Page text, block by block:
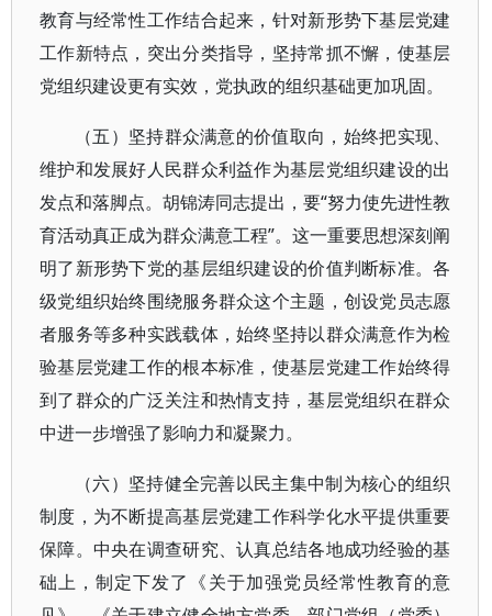
教育与经常性工作结合起来，针对新形势下基层党建
工作新特点，突出分类指导，坚持常抓不懈，使基层
党组织建设更有实效，党执政的组织基础更加巩固。
（五）坚持群众满意的价值取向，始终把实现、
维护和发展好人民群众利益作为基层党组织建设的出
发点和落脚点。胡锦涛同志提出，要“努力使先进性教
育活动真正成为群众满意工程”。这一重要思想深刻阐
明了新形势下党的基层组织建设的价值判断标准。各
级党组织始终围绕服务群众这个主题，创设党员志愿
者服务等多种实践载体，始终坚持以群众满意作为检
验基层党建工作的根本标准，使基层党建工作始终得
到了群众的广泛关注和热情支持，基层党组织在群众
中进一步增强了影响力和凝聚力。
（六）坚持健全完善以民主集中制为核心的组织
制度，为不断提高基层党建工作科学化水平提供重要
保障。中央在调查研究、认真总结各地成功经验的基
础上，制定下发了《关于加强党员经常性教育的意